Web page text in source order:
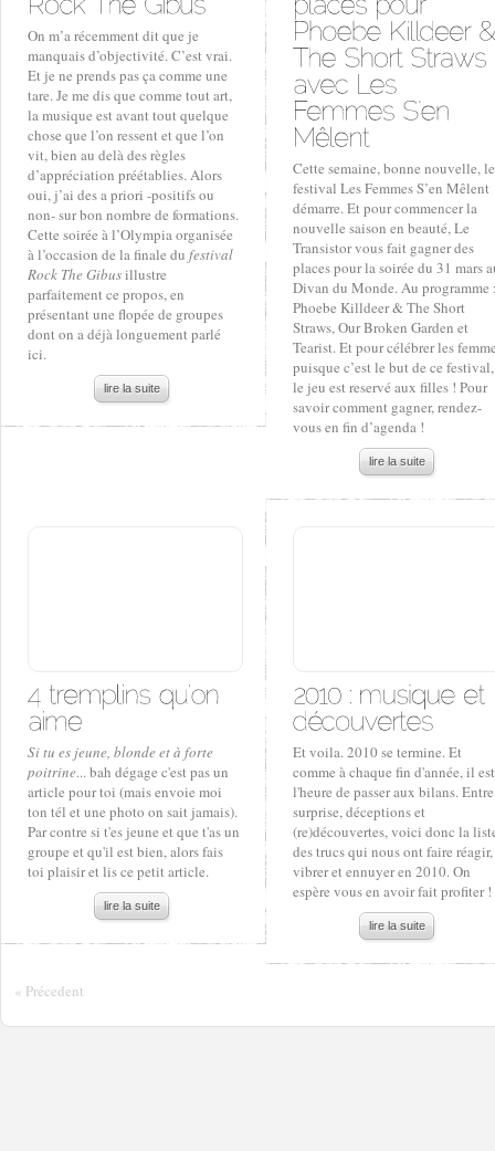
On m’a récemment dit que je
manquais d’objectivité. C’est vrai.
Et je ne prends pas ça comme une
tare. Je me dis que comme tout art,
la musique est avant tout quelque
chose que l’on ressent et que l’on
vit, bien au delà des règles
d’appréciation préétablies. Alors
oui, j’ai des a priori -positifs ou
non- sur bon nombre de formations.
Cette soirée à l’Olympia organisée
à l’occasion de la finale du festival
Rock The Gibusillustre
parfaitement ce propos, en
présentant une flopée de groupes
dont on a déjà longuement parlé
ici.
lire la suite
Cette semaine, bonne nouvelle, le
festival Les Femmes S’en Mêlent
démarre. Et pour commencer la
nouvelle saison en beauté, Le
Transistor vous fait gagner des
places pour la soirée du 31 mars
Divan du Monde. Au programme
Phoebe Killdeer & The Short
Straws, Our Broken Garden et
Tearist. Et pour célébrer les
puisque c’est le but de ce festival,
le jeu est reservé aux filles ! Pour
savoir comment gagner, rendez-
vous en fin d’agenda !
lire la suite
Si tu es jeune, blonde et à forte
poitrine... bah dégage c'est pas un
article pour toi (mais envoie moi
ton tél et une photo on sait jamais).
Par contre si t'es jeune et que t'as un
groupe et qu'il est bien, alors fais
toi plaisir et lis ce petit article.
lire la suite
Et voila. 2010 se termine. Et
comme à chaque fin d'année, il est
l'heure de passer aux bilans. Entre
surprise, déceptions et
(re)découvertes, voici donc la
des trucs qui nous ont faire réagir,
vibrer et ennuyer en 2010. On
espère vous en avoir fait profiter !
lire la suite
« Précedent